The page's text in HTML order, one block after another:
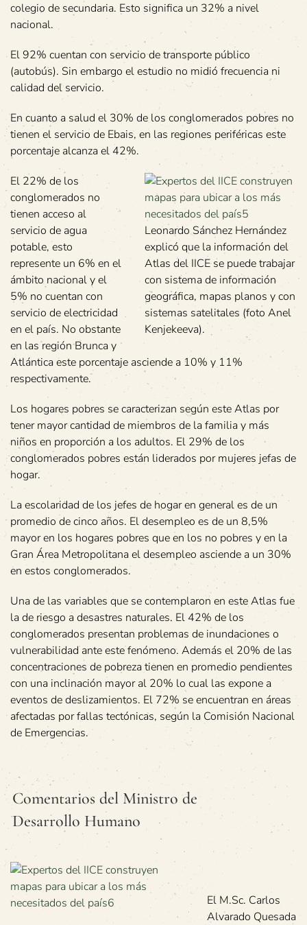
colegio de secundaria. Esto significa un 32% a nivel
nacional.
El 92% cuentan con servicio de transporte público
(autobús). Sin embargo el estudio no midió frecuencia ni
calidad del servicio.
En cuanto a salud el 30% de los conglomerados pobres no
tienen el servicio de Ebais, en las regiones periféricas este
porcentaje alcanza el 42%.
Leonardo Sánchez Hernández
explicó que la información del
Atlas del IICE se puede trabajar
con sistema de información
geográfica, mapas planos y con
sistemas satelitales (foto Anel
Kenjekeeva).
El 22% de los
conglomerados no
tienen acceso al
servicio de agua
potable, esto
represente un 6% en el
ámbito nacional y el
5% no cuentan con
servicio de electricidad
en el país. No obstante
en las región Brunca y
Atlántica este porcentaje asciende a 10% y 11%
respectivamente.
Los hogares pobres se caracterizan según este Atlas por
tener mayor cantidad de miembros de la familia y más
niños en proporción a los adultos. El 29% de los
conglomerados pobres están liderados por mujeres jefas de
hogar.
La escolaridad de los jefes de hogar en general es de un
promedio de cinco años. El desempleo es de un 8,5%
mayor en los hogares pobres que en los no pobres y en la
Gran Área Metropolitana el desempleo asciende a un 30%
en estos conglomerados.
Una de las variables que se contemplaron en este Atlas fue
la de riesgo a desastres naturales. El 42% de los
conglomerados presentan problemas de inundaciones o
vulnerabilidad ante este fenómeno. Además el 20% de las
concentraciones de pobreza tienen en promedio pendientes
con una inclinación mayor al 20% lo cual las expone a
eventos de deslizamientos. El 72% se encuentran en áreas
afectadas por fallas tectónicas, según la Comisión Nacional
de Emergencias.
Comentarios del Ministro de
Desarrollo Humano
El M.Sc. Carlos
Alvarado Quesada